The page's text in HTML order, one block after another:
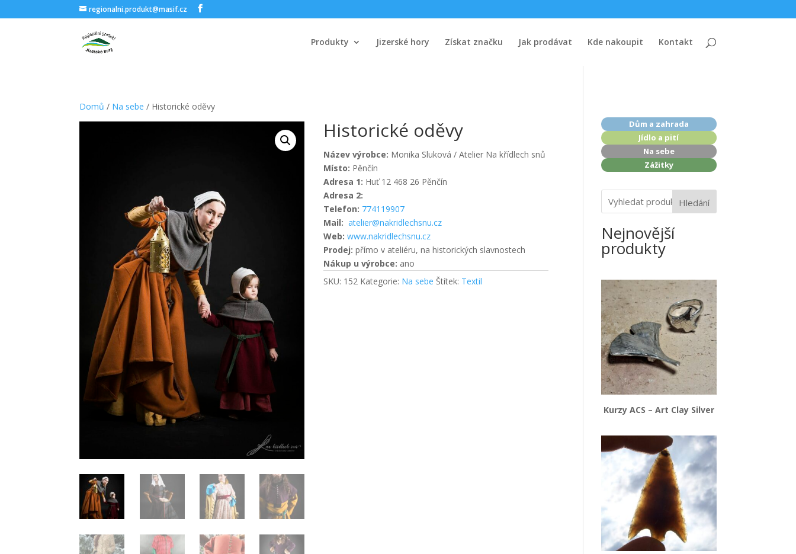
regionalni.produkt@masif.cz
Produkty Jizerské hory Získat značku Jak prodávat Kde nakoupit Kontakt
Domů / Na sebe / Historické oděvy
Historické oděvy
Název výrobce: Monika Sluková / Atelier Na křídlech snů
Místo: Pěnčín
Adresa 1: Huť 12 468 26 Pěnčín
Adresa 2:
Telefon: 774119907
Mail: atelier@nakridlechsnu.cz
Web: www.nakridlechsnu.cz
Prodej: přímo v ateliéru, na historických slavnostech
Nákup u výrobce: ano
SKU: 152 Kategorie: Na sebe Štítek: Textil
Dům a zahrada
Jídlo a pití
Na sebe
Zážitky
Hledání
Nejnovější
produkty
Kurzy ACS – Art Clay Silver